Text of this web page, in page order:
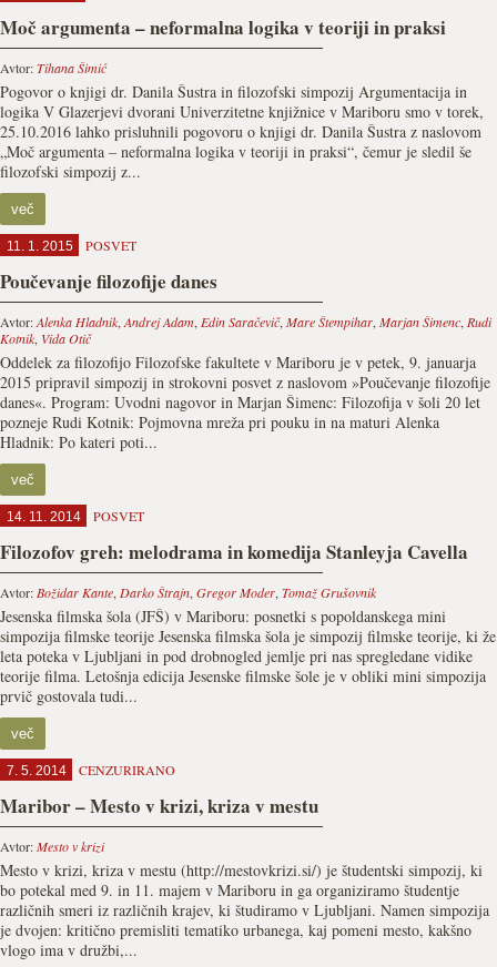
Moč argumenta – neformalna logika v teoriji in praksi
Avtor:Tihana Šimić
Pogovor o knjigi dr. Danila Šustra in filozofski simpozij Argumentacija in
logika V Glazerjevi dvorani Univerzitetne knjižnice v Mariboru smo v torek,
25.10.2016 lahko prisluhnili pogovoru o knjigi dr. Danila Šustra z naslovom
„Moč argumenta – neformalna logika v teoriji in praksi“, čemur je sledil še
filozofski simpozij z...
več
11. 1. 2015 POSVET
Poučevanje filozofije danes
Avtor:Alenka Hladnik, Andrej Adam, Edin Saračevič, Mare Štempihar, Marjan Šimenc, Rudi
Kotnik, Vida Otič
Oddelek za filozofijo Filozofske fakultete v Mariboru je v petek, 9. januarja
2015 pripravil simpozij in strokovni posvet z naslovom »Poučevanje filozofije
danes«. Program: Uvodni nagovor in Marjan Šimenc: Filozofija v šoli 20 let
pozneje Rudi Kotnik: Pojmovna mreža pri pouku in na maturi Alenka
Hladnik: Po kateri poti...
več
14. 11. 2014 POSVET
Filozofov greh: melodrama in komedija Stanleyja Cavella
Avtor: Božidar Kante, Darko Štrajn, Gregor Moder, Tomaž Grušovnik
Jesenska filmska šola (JFŠ) v Mariboru: posnetki s popoldanskega mini
simpozija filmske teorije Jesenska filmska šola je simpozij filmske teorije, ki že
leta poteka v Ljubljani in pod drobnogled jemlje pri nas spregledane vidike
teorije filma. Letošnja edicija Jesenske filmske šole je v obliki mini simpozija
prvič gostovala tudi...
več
7. 5. 2014 CENZURIRANO
Maribor – Mesto v krizi, kriza v mestu
Avtor:Mesto v krizi
Mesto v krizi, kriza v mestu (http://mestovkrizi.si/) je študentski simpozij, ki
bo potekal med 9. in 11. majem v Mariboru in ga organiziramo študentje
različnih smeri iz različnih krajev, ki študiramo v Ljubljani. Namen simpozija
je dvojen: kritično premisliti tematiko urbanega, kaj pomeni mesto, kakšno
vlogo ima v družbi,...